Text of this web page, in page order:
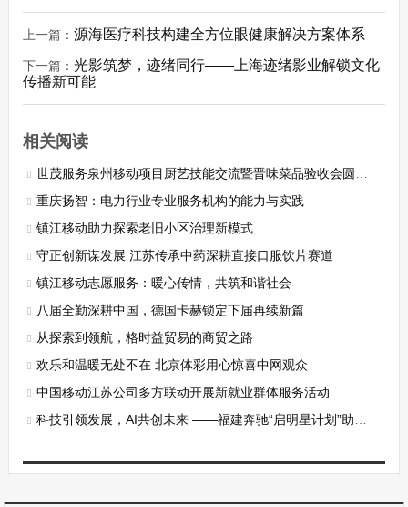
上一篇： 源海医疗科技构建全方位眼健康解决方案体系
下一篇： 光影筑梦，迹绪同行——上海迹绪影业解锁文化
传播新可能
相关阅读
世茂服务泉州移动项目厨艺技能交流暨晋味菜品验收会圆满收官
重庆扬智：电力行业专业服务机构的能力与实践
镇江移动助力探索老旧小区治理新模式
守正创新谋发展 江苏传承中药深耕直接口服饮片赛道
镇江移动志愿服务：暖心传情，共筑和谐社会
八届全勤深耕中国，德国卡赫锁定下届再续新篇
从探索到领航，格时益贸易的商贸之路
欢乐和温暖无处不在 北京体彩用心惊喜中网观众
中国移动江苏公司多方联动开展新就业群体服务活动
科技引领发展，AI共创未来 ——福建奔驰“启明星计划”助力科技教育公益事业